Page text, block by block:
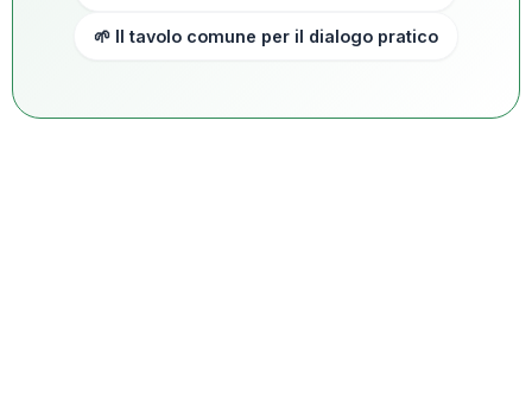
🌱 Il tavolo comune per il dialogo pratico